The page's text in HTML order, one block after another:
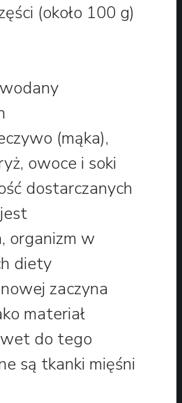
(około 100 g)
(mąka),
owoce i soki
dostarczanych
organizm w
diety
zaczyna
materiał
do tego
są tkanki mięśni